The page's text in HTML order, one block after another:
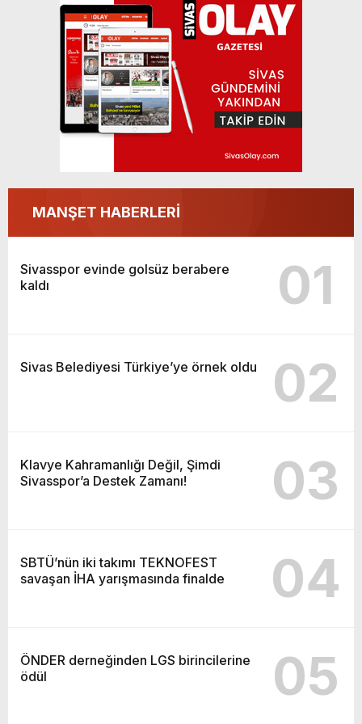
Sivasspor evinde golsüz berabere kaldı
MANŞET HABERLERİ
Sivasspor evinde golsüz berabere
kaldı
01
Sivas Belediyesi Türkiye’ye örnek oldu 02
Klavye Kahramanlığı Değil, Şimdi
Sivasspor’a Destek Zamanı!
03
SBTÜ’nün iki takımı TEKNOFEST
savaşan İHA yarışmasında finalde
04
ÖNDER derneğinden LGS birincilerine
ödül
05